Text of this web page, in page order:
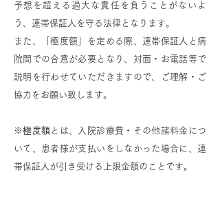
予想を超える過大な責任を負うことがないよ
う、連帯保証人を守る法律となります。
また、「極度額」を定める際、連帯保証人と病
院間での合意が必要となり、対面・お電話等で
説明を行わせていただきますので、ご理解・ご
協力をお願い致します。
※極度額 とは、入院診療費・その他諸料金につ
いて、患者様が支払いをしなかった場合に、連
帯保証人が引き受ける上限金額のことです。